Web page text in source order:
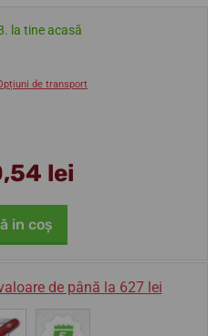
la tine acasă
de transport
lei
in coş
de până la 627 lei